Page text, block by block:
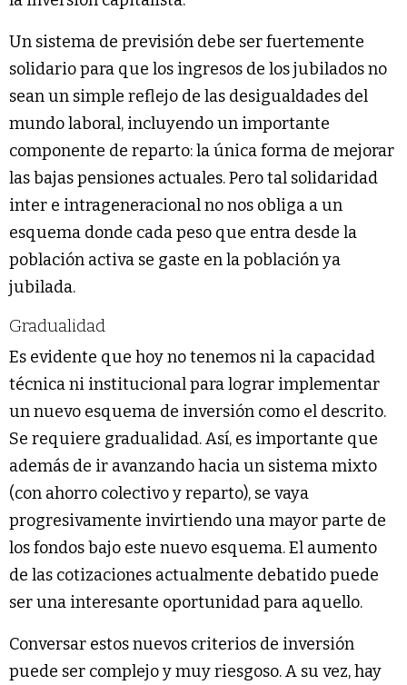
Un sistema de previsión debe ser fuertemente
solidario para que los ingresos de los jubilados no
sean un simple reflejo de las desigualdades del
mundo laboral, incluyendo un importante
componente de reparto: la única forma de mejorar
las bajas pensiones actuales. Pero tal solidaridad
inter e intrageneracional no nos obliga a un
esquema donde cada peso que entra desde la
población activa se gaste en la población ya
jubilada.
Gradualidad
Es evidente que hoy no tenemos ni la capacidad
técnica ni institucional para lograr implementar
un nuevo esquema de inversión como el descrito.
Se requiere gradualidad. Así, es importante que
además de ir avanzando hacia un sistema mixto
(con ahorro colectivo y reparto), se vaya
progresivamente invirtiendo una mayor parte de
los fondos bajo este nuevo esquema. El aumento
de las cotizaciones actualmente debatido puede
ser una interesante oportunidad para aquello.
Conversar estos nuevos criterios de inversión
puede ser complejo y muy riesgoso. A su vez, hay